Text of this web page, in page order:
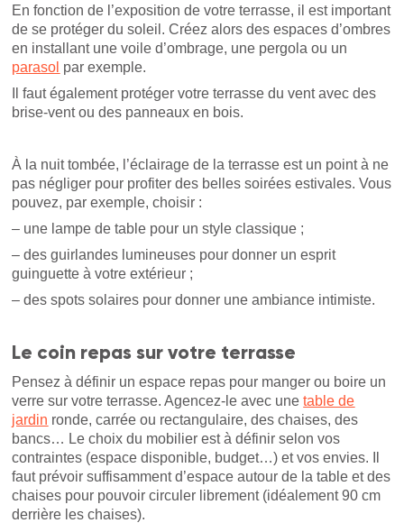
En fonction de l’exposition de votre terrasse, il est important
de se protéger du soleil. Créez alors des espaces d’ombres
en installant une voile d’ombrage, une pergola ou un
parasol par exemple.
Il faut également protéger votre terrasse du vent avec des
brise-vent ou des panneaux en bois.
À la nuit tombée, l’éclairage de la terrasse est un point à ne
pas négliger pour profiter des belles soirées estivales. Vous
pouvez, par exemple, choisir :
– une lampe de table pour un style classique ;
– des guirlandes lumineuses pour donner un esprit
guinguette à votre extérieur ;
– des spots solaires pour donner une ambiance intimiste.
Le coin repas sur votre terrasse
Pensez à définir un espace repas pour manger ou boire un
verre sur votre terrasse. Agencez-le avec unetable de
jardin ronde, carrée ou rectangulaire, des chaises, des
bancs… Le choix du mobilier est à définir selon vos
contraintes (espace disponible, budget…) et vos envies. Il
faut prévoir suffisamment d’espace autour de la table et des
chaises pour pouvoir circuler librement (idéalement 90 cm
derrière les chaises).